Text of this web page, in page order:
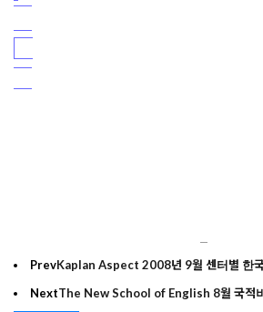
PrevKaplan Aspect 2008년 9월 센터별 한
NextThe New School of English 8월 국적